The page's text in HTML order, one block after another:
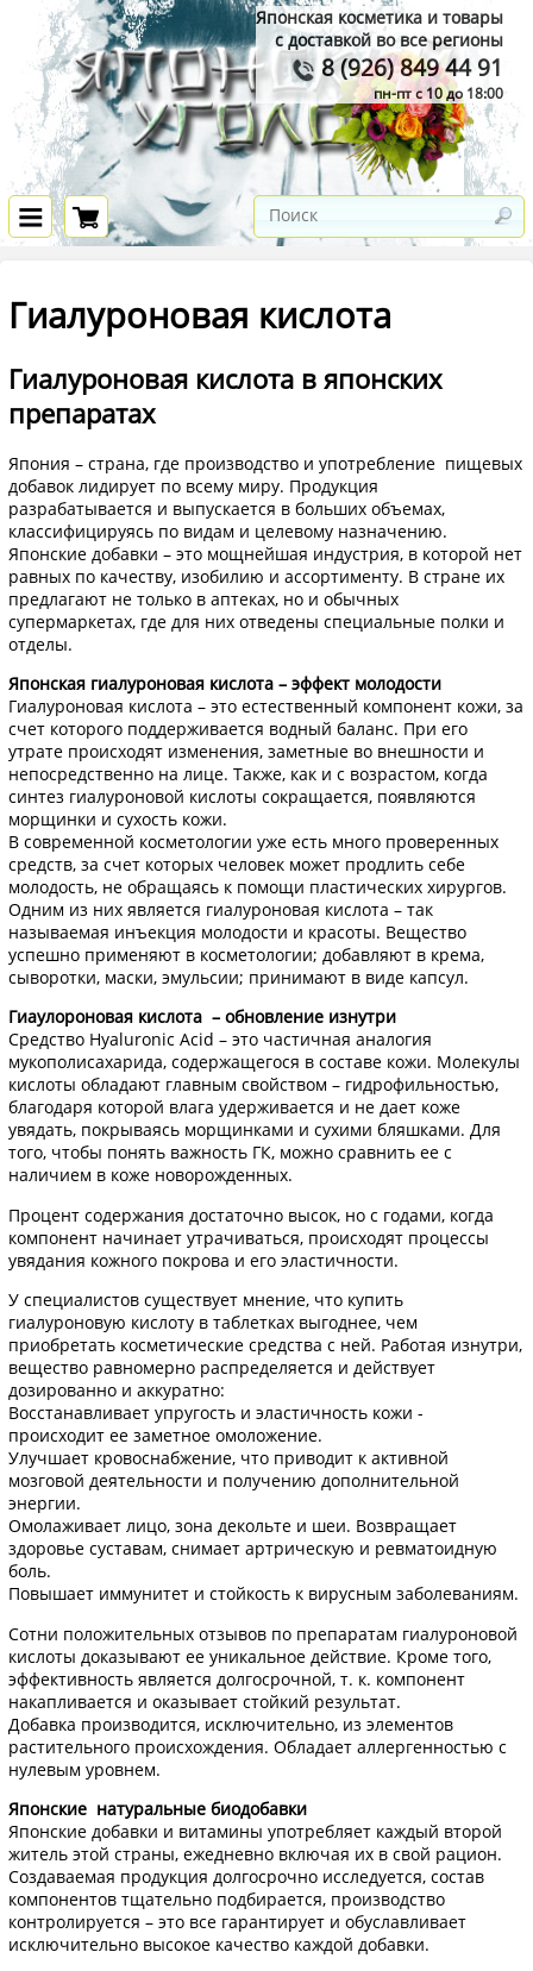
Японская косметика и товары
с доставкой во все регионы
8 (926) 849 44 91
пн-пт с 10 до 18:00
Гиалуроновая кислота
Гиалуроновая кислота в японских
препаратах
Япония – страна, где производство и употребление пищевых
добавок лидирует по всему миру. Продукция
разрабатывается и выпускается в больших объемах,
классифицируясь по видам и целевому назначению.
Японские добавки – это мощнейшая индустрия, в которой нет
равных по качеству, изобилию и ассортименту. В стране их
предлагают не только в аптеках, но и обычных
супермаркетах, где для них отведены специальные полки и
отделы.
Японская гиалуроновая кислота – эффект молодости
Гиалуроновая кислота – это естественный компонент кожи, за
счет которого поддерживается водный баланс. При его
утрате происходят изменения, заметные во внешности и
непосредственно на лице. Также, как и с возрастом, когда
синтез гиалуроновой кислоты сокращается, появляются
морщинки и сухость кожи.
В современной косметологии уже есть много проверенных
средств, за счет которых человек может продлить себе
молодость, не обращаясь к помощи пластических хирургов.
Одним из них является гиалуроновая кислота – так
называемая инъекция молодости и красоты. Вещество
успешно применяют в косметологии; добавляют в крема,
сыворотки, маски, эмульсии; принимают в виде капсул.
Гиаулороновая кислота – обновление изнутри
Средство Hyaluronic Acid – это частичная аналогия
мукополисахарида, содержащегося в составе кожи. Молекулы
кислоты обладают главным свойством – гидрофильностью,
благодаря которой влага удерживается и не дает коже
увядать, покрываясь морщинками и сухими бляшками. Для
того, чтобы понять важность ГК, можно сравнить ее с
наличием в коже новорожденных.
Процент содержания достаточно высок, но с годами, когда
компонент начинает утрачиваться, происходят процессы
увядания кожного покрова и его эластичности.
У специалистов существует мнение, что купить
гиалуроновую кислоту в таблетках выгоднее, чем
приобретать косметические средства с ней. Работая изнутри,
вещество равномерно распределяется и действует
дозированно и аккуратно:
Восстанавливает упругость и эластичность кожи -
происходит ее заметное омоложение.
Улучшает кровоснабжение, что приводит к активной
мозговой деятельности и получению дополнительной
энергии.
Омолаживает лицо, зона декольте и шеи. Возвращает
здоровье суставам, снимает артрическую и ревматоидную
боль.
Повышает иммунитет и стойкость к вирусным заболеваниям.
Сотни положительных отзывов по препаратам гиалуроновой
кислоты доказывают ее уникальное действие. Кроме того,
эффективность является долгосрочной, т. к. компонент
накапливается и оказывает стойкий результат.
Добавка производится, исключительно, из элементов
растительного происхождения. Обладает аллергенностью с
нулевым уровнем.
Японские натуральные биодобавки
Японские добавки и витамины употребляет каждый второй
житель этой страны, ежедневно включая их в свой рацион.
Создаваемая продукция долгосрочно исследуется, состав
компонентов тщательно подбирается, производство
контролируется – это все гарантирует и обуславливает
исключительно высокое качество каждой добавки.